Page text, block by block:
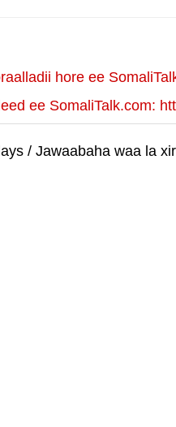
hore ee
ee SomaliTalk.com:
/ Jawaabaha waa la